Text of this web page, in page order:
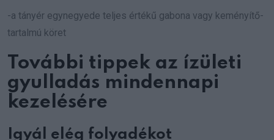
-a tányér egynegyede teljes értékű gabona vagy keményítő-
tartalmú köret
További tippek az ízületi
gyulladás mindennapi
kezelésére
Igyál elég folyadékot